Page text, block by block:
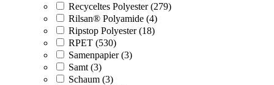
Recyceltes Polyester (279)
Rilsan® Polyamide (4)
Ripstop Polyester (18)
RPET (530)
Samenpapier (3)
Samt (3)
Schaum (3)